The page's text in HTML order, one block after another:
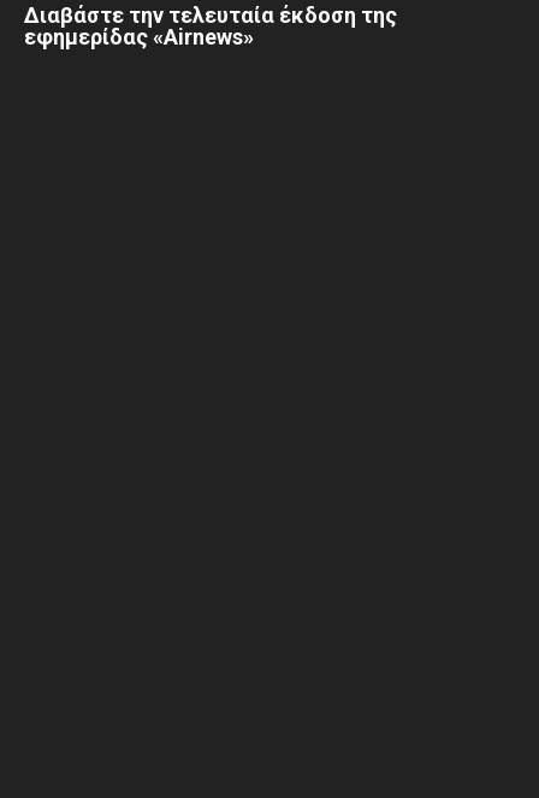
Διαβάστε την τελευταία έκδοση της
εφημερίδας «Airnews»